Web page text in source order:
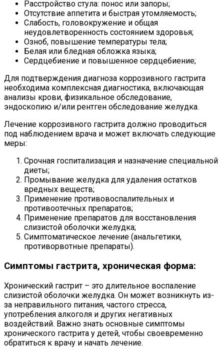
Расстройство стула: понос или запоры;
Отсутствие аппетита и быстрая утомляемость;
Слабость, головокружение и общая
неудовлетворенность состоянием здоровья;
Озноб, повышение температуры тела;
Белая или бледная обложка языка;
Сердцебиение и повышенное сердцебиение;
Для подтверждения диагноза коррозивного гастрита
необходима комплексная диагностика, включающая
анализы крови, физикальное обследование,
эндоскопию и/или рентген обследование желудка.
Лечение коррозивного гастрита должно проводиться
под наблюдением врача и может включать следующие
меры:
Срочная госпитализация и назначение специальной
диеты;
Промывание желудка для удаления остатков
вредных веществ;
Применение противовоспалительных и
противоотечных препаратов;
Применение препаратов для восстановления
слизистой оболочки желудка;
Симптоматическое лечение (анальгетики,
противорвотные препараты).
Симптомы гастрита, хроническая форма:
Хронический гастрит – это длительное воспаление
слизистой оболочки желудка. Он может возникнуть из-
за неправильного питания, частого стресса,
употребления алкоголя и других негативных
воздействий. Важно знать основные симптомы
хронического гастрита у детей, чтобы своевременно
обратиться к врачу и начать лечение.